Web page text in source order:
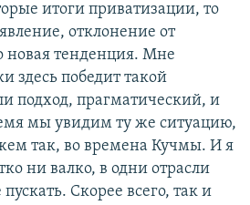
итоги приватизации, то
отклонение от
новая тенденция. Мне
здесь победит такой
подход, прагматический, и
мы увидим ту же ситуацию,
так, во времена Кучмы. И я
ни валко, в одни отрасли
Скорее всего, так и